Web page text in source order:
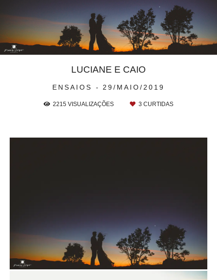
ENSAIOS 29/MAIO/2019
LUCIANE E CAIO
2215 VISUALIZAÇÕES 3 CURTIDAS